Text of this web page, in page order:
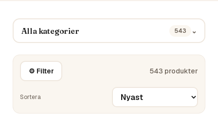
Alla kategorier 543 ⌄
⚙ Filter 543 produkter
Sortera